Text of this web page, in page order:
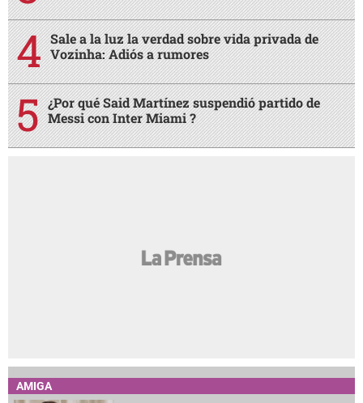
Sale a la luz la verdad sobre vida privada de
Vozinha: Adiós a rumores
¿Por qué Said Martínez suspendió partido de
Messi con Inter Miami ?
AMIGA